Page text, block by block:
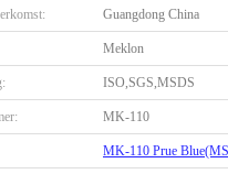
Guangdong China
Meklon
ISO,SGS,MSDS
MK-110
MK-110 Prue